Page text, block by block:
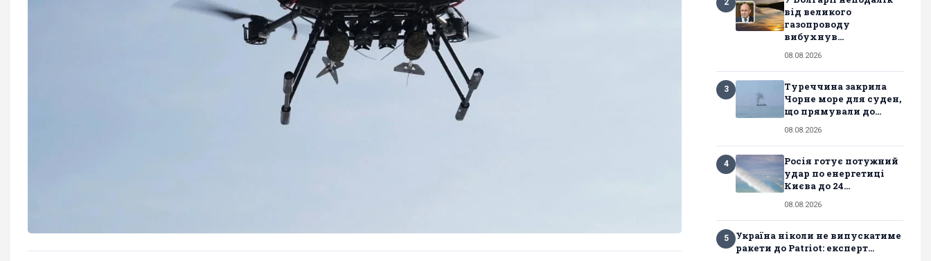
2
від великого
газопроводу
вибухнув...
08.08.2026
3
Туреччина закрила
Чорне море для суден,
що прямували до...
08.08.2026
4
Росія готує потужний
удар по енергетиці
Києва до 24...
08.08.2026
5
Україна ніколи не випускатиме
ракети до Patriot: експерт...